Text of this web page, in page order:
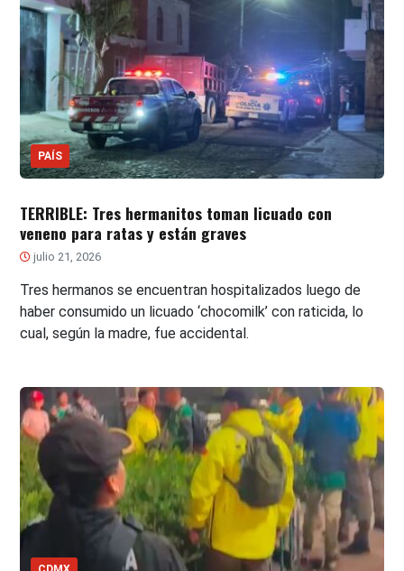
PAÍS
TERRIBLE: Tres hermanitos toman licuado con
veneno para ratas y están graves
julio 21, 2026
Tres hermanos se encuentran hospitalizados luego de
haber consumido un licuado ‘chocomilk’ con raticida, lo
cual, según la madre, fue accidental.